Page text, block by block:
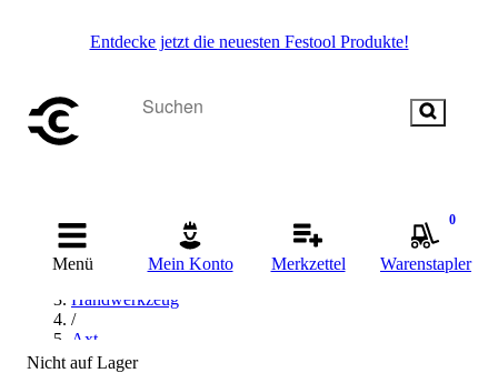
Entdecke jetzt die neuesten Festool Produkte!
Menü Mein Konto Merkzettel
0
Warenstapler
Startseite
Handwerkzeug
/
Axt
/
Nicht auf Lager